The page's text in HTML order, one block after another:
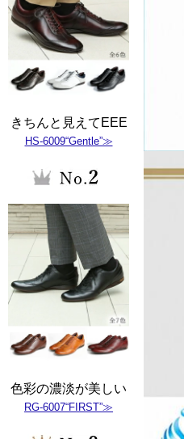
きちんと見えてEEE
HS-6009“Gentle”≫
色彩の濃淡が美しい
RG-6007“FIRST”≫